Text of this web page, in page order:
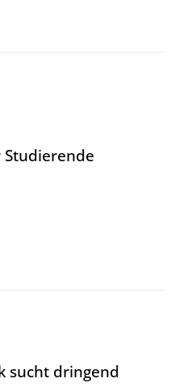
sucht dringend